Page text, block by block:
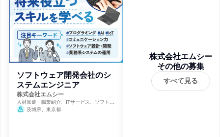
ソフトウェア開発会社のシ
ステムエンジニア
株式会社エムシー
人材派遣・職業紹介、ITサービス、ソフトウ
ェア開発茨城県、東京都
株式会社エムシー
その他の募集
すべて見る